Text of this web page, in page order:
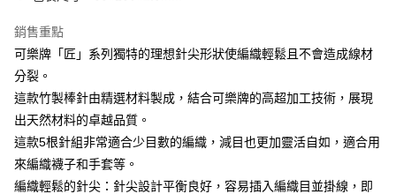
相關說明
1.本服務由台灣大哥大提供，台灣大哥大用戶可立即使用無須另外申請。
2.付款方式選擇「大哥付你分期」，訂單成立後會自動跳轉到大哥付的交易
流程，驗證手機門號後，選擇欲分期的期數、繳款截止日，確認付款後即完
成交易。
3.實際核准額度、可分期數及費用金額請依後續交易確認頁面所載為準。
4.訂單成立30分鐘內，如未前往確認交易或遇審核未通過，訂單將自動取
法說明評估內容。
【繳款方式說明】
AFTEE先享後付
相關說明
【關於「AFTEE先享後付」】
AFTEE先享後付是「在收到商品之後才付款」的支付方式。 讓您購物簡單
便利好安心！
１．簡單：不需註冊會員、不需綁卡、不需儲值。
２．便利：只要手機號碼，簡訊認證，即可結帳。
全家取貨付款
銷售重點
可樂牌「匠」系列獨特的理想針尖形狀使編織輕鬆且不會造成線材
分裂。
這款竹製棒針由精選材料製成，結合可樂牌的高超加工技術，展現
出天然材料的卓越品質。
這款5根針組非常適合少目數的編織，減目也更加靈活自如，適合用
來編織襪子和手套等。
編織輕鬆的針尖：針尖設計平衡良好，容易插入編織目並掛線，即